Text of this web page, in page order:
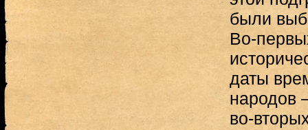
были
Во-
даты
народов
во-